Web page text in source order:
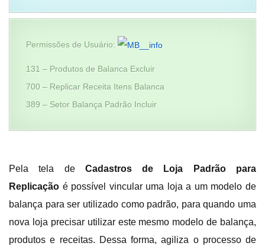
Permissões de Usuário:
131 – Produtos de Balanca Excluir
700 – Replicar Receita Itens Balanca
389 – Setor Balança Padrão Incluir
Pela tela de Cadastros de Loja Padrão para
Replicação é possível vincular uma loja a um modelo de
balança para ser utilizado como padrão, para quando uma
nova loja precisar utilizar este mesmo modelo de balança,
produtos e receitas. Dessa forma, agiliza o processo de